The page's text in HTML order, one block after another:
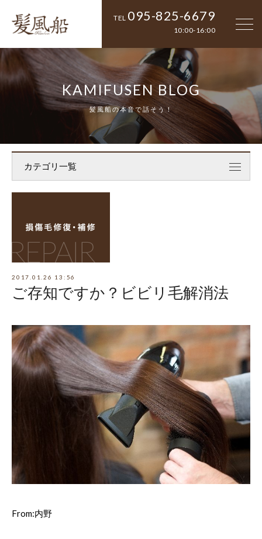
TEL 095-825-6679
10:00-16:00
KAMIFUSEN BLOG
髪風船の本音で話そう！
カテゴリ一覧
2017.01.26 13:56
ご存知ですか？ビビリ毛解消法
From:内野